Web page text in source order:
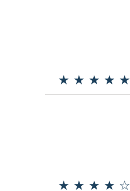
★ ★ ★ ★ ★
★ ★ ★ ★ ☆